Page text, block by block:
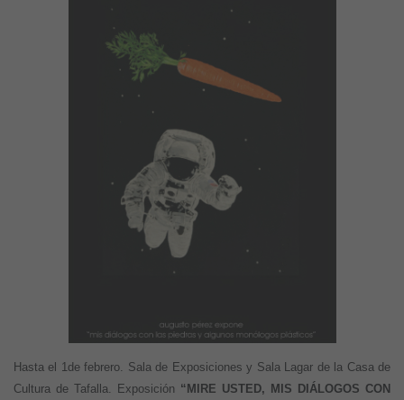
Hasta el 1de febrero. Sala de Exposiciones y Sala Lagar de la Casa de
Cultura de Tafalla. Exposición “MIRE USTED, MIS DIÁLOGOS CON